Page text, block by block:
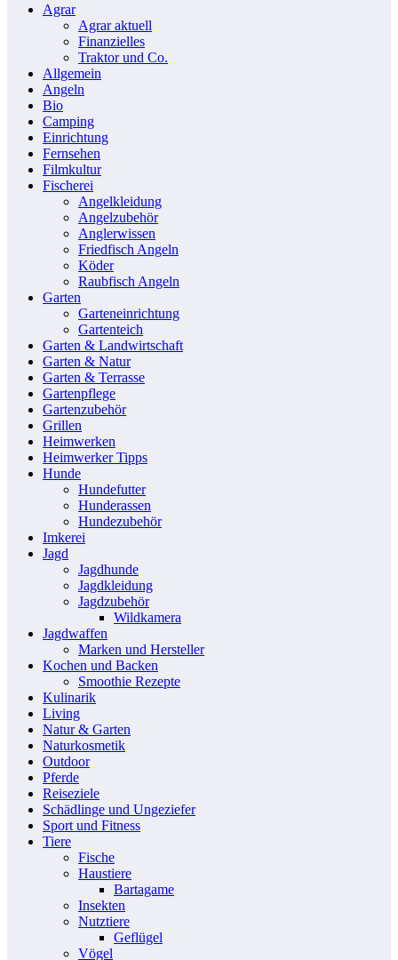
Agrar
Agrar aktuell
Finanzielles
Traktor und Co.
Allgemein
Angeln
Bio
Camping
Einrichtung
Fernsehen
Filmkultur
Fischerei
Angelkleidung
Angelzubehör
Anglerwissen
Friedfisch Angeln
Köder
Raubfisch Angeln
Garten
Garteneinrichtung
Gartenteich
Garten & Landwirtschaft
Garten & Natur
Garten & Terrasse
Gartenpflege
Gartenzubehör
Grillen
Heimwerken
Heimwerker Tipps
Hunde
Hundefutter
Hunderassen
Hundezubehör
Imkerei
Jagd
Jagdhunde
Jagdkleidung
Jagdzubehör
Wildkamera
Jagdwaffen
Marken und Hersteller
Kochen und Backen
Smoothie Rezepte
Kulinarik
Living
Natur & Garten
Naturkosmetik
Outdoor
Pferde
Reiseziele
Schädlinge und Ungeziefer
Sport und Fitness
Tiere
Fische
Haustiere
Bartagame
Insekten
Nutztiere
Geflügel
Vögel